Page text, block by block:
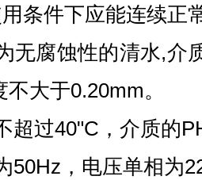
条件下应能连续正
无腐蚀性的清水,介
大于0.20mm。
超过40"C，介质的
50Hz，电压单相为